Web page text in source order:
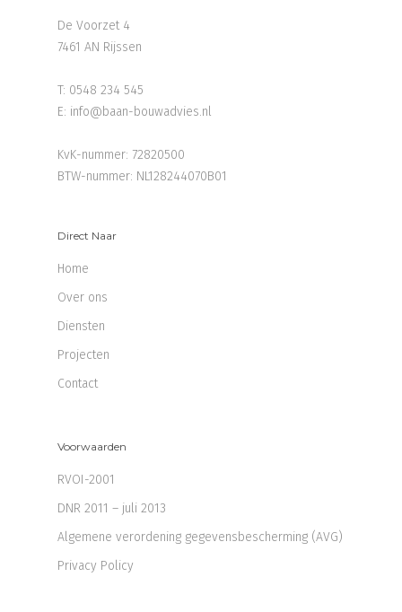
De Voorzet 4
7461 AN Rijssen
T: 0548 234 545
E: info@baan-bouwadvies.nl
KvK-nummer: 72820500
BTW-nummer: NL128244070B01
Direct Naar
Home
Over ons
Diensten
Projecten
Contact
Voorwaarden
RVOI-2001
DNR 2011 – juli 2013
Algemene verordening gegevensbescherming (AVG)
Privacy Policy